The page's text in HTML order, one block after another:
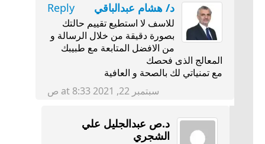
د/ هشام عبدالباقي Reply
للاسف لا استطيع تقييم حالتك
بصورة دقيقة من خلال الرسالة و
من الافضل المتابعة مع طبيبك
المعالج الذى فحصك
مع تمنياتي لك بالصحة و العافية
سبتمبر 22, 2021 at 8:33 ص
د.ص عبدالجليل علي
الشجري